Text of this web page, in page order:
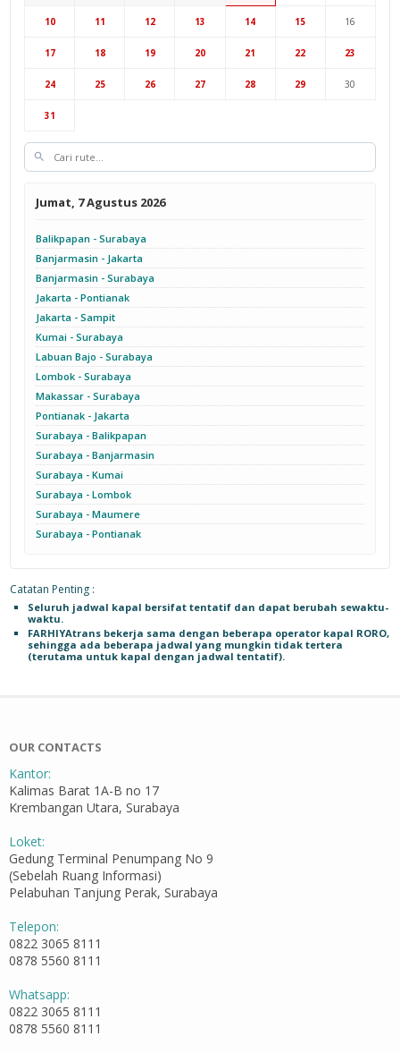
Hub Surabaya
Cab Yogyakarta
10 11 12 13 14 15 16
17 18 19 20 21 22 23
24 25 26 27 28 29 30
31
Jumat, 7 Agustus 2026
Balikpapan - Surabaya
Banjarmasin - Jakarta
Banjarmasin - Surabaya
Jakarta - Pontianak
Jakarta - Sampit
Kumai - Surabaya
Labuan Bajo - Surabaya
Lombok - Surabaya
Makassar - Surabaya
Pontianak - Jakarta
Surabaya - Balikpapan
Surabaya - Banjarmasin
Surabaya - Kumai
Surabaya - Lombok
Surabaya - Maumere
Surabaya - Pontianak
Catatan Penting :
Seluruh jadwal kapal bersifat tentatif dan dapat berubah sewaktu-
waktu.
FARHIYAtrans bekerja sama dengan beberapa operator kapal RORO,
sehingga ada beberapa jadwal yang mungkin tidak tertera
(terutama untuk kapal dengan jadwal tentatif).
OUR CONTACTS
Kantor:
Kalimas Barat 1A-B no 17
Krembangan Utara, Surabaya
Loket:
Gedung Terminal Penumpang No 9
(Sebelah Ruang Informasi)
Pelabuhan Tanjung Perak, Surabaya
Telepon:
0822 3065 8111
0878 5560 8111
Whatsapp:
0822 3065 8111
0878 5560 8111